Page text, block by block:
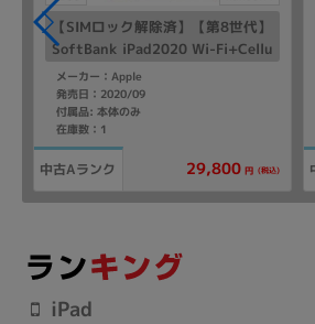
【SIMロック解除済】【第8世代】
SoftBank iPad2020 Wi-Fi+Cellu
lar 32GB ゴールド MYMK2J/A A
2429
メーカー：Apple
発売日：2020/09
付属品: 本体のみ
在庫数：1
中古Aランク 29,800 円 (税込)
iPad